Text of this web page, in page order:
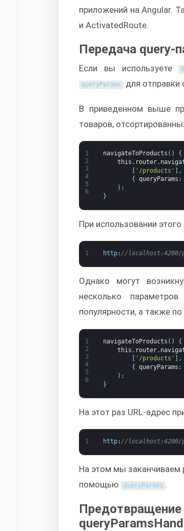
приложений на Angular.
и ActivatedRoute.
Передача query-
Если вы используете
queryParams для отправки
В приведенном выше
товаров,
1
2
3
4
5
6
navigateToProducts ( )
{
this . router.
[ '/products' ] ,
{
queryParams :
) ;
}
При использовании
1 http: //localhost:4200/
Однако могут
несколько
популярности, а также
1
2
3
4
5
6
navigateToProducts ( )
{
this . router.
'/products'
,
{
queryParams :
) ;
}
На этот раз URL-адрес
1 http: //localhost:4200/
На этом мы заканчиваем
помощью queryParams .